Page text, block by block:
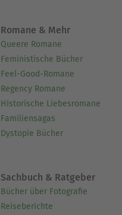
Romane & Mehr
Queere Romane
Feministische Bücher
Feel-Good-Romane
Regency Romane
Historische Liebesromane
Familiensagas
Dystopie Bücher
Sachbuch & Ratgeber
Bücher über Fotografie
Reiseberichte